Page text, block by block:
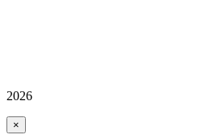
2026
×